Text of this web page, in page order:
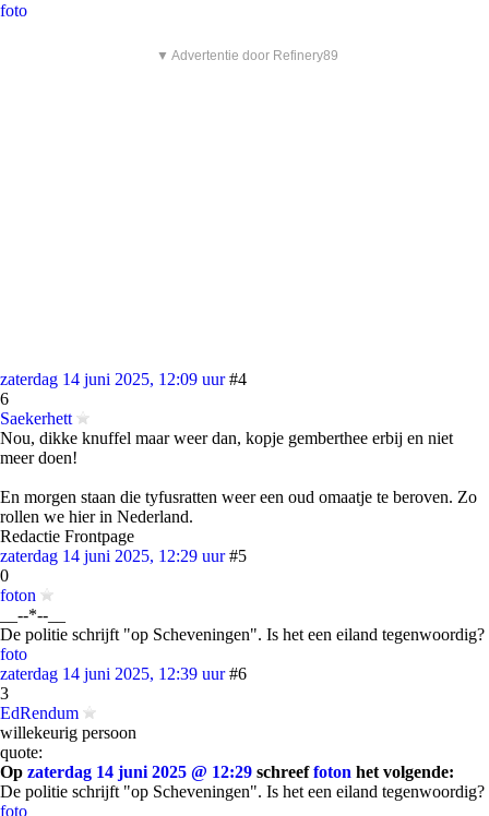
foto
▼ Advertentie door Refinery89
zaterdag 14 juni 2025, 12:09 uur #4
6
Saekerhett
Nou, dikke knuffel maar weer dan, kopje gemberthee erbij en niet
meer doen!
En morgen staan die tyfusratten weer een oud omaatje te beroven. Zo
rollen we hier in Nederland.
Redactie Frontpage
zaterdag 14 juni 2025, 12:29 uur #5
0
foton
__--*--__
De politie schrijft "op Scheveningen". Is het een eiland tegenwoordig?
foto
zaterdag 14 juni 2025, 12:39 uur #6
3
EdRendum
willekeurig persoon
quote:
Op zaterdag 14 juni 2025 @ 12:29 schreeffoton het volgende:
De politie schrijft "op Scheveningen". Is het een eiland tegenwoordig?
foto